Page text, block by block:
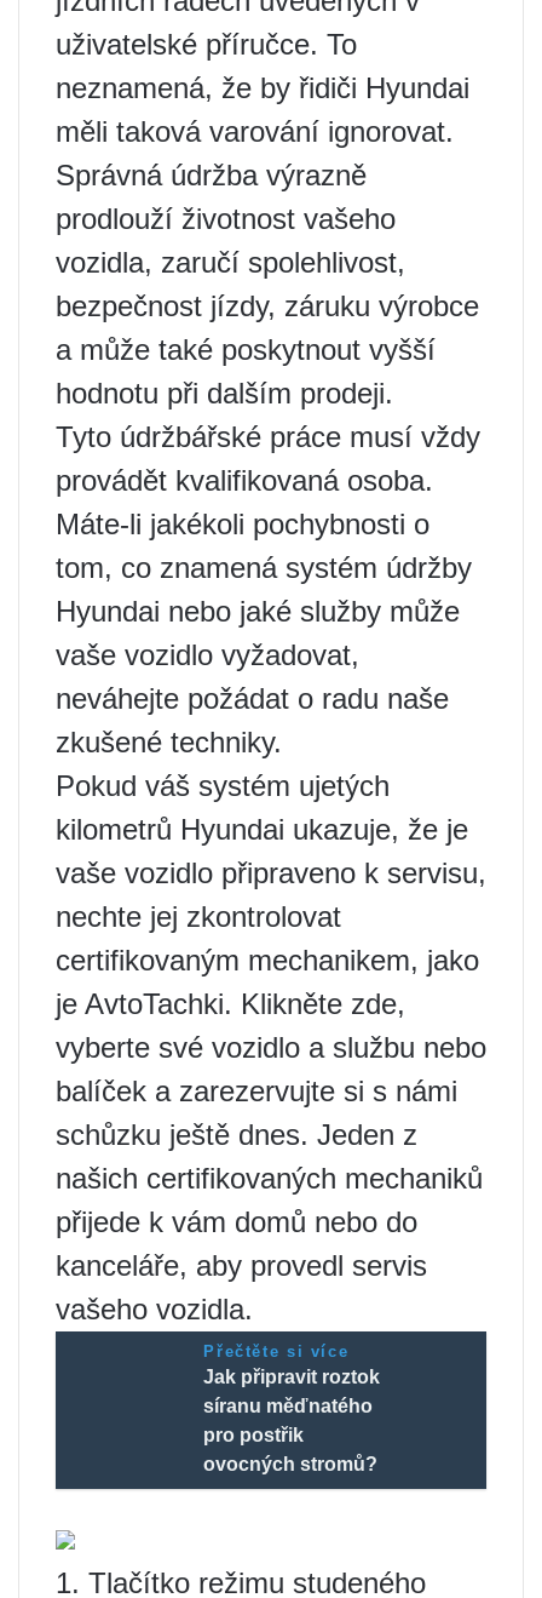
uživatelské příručce. To
neznamená, že by řidiči Hyundai
měli taková varování ignorovat.
Správná údržba výrazně
prodlouží životnost vašeho
vozidla, zaručí spolehlivost,
bezpečnost jízdy, záruku výrobce
a může také poskytnout vyšší
hodnotu při dalším prodeji.
Tyto údržbářské práce musí vždy
provádět kvalifikovaná osoba.
Máte-li jakékoli pochybnosti o
tom, co znamená systém údržby
Hyundai nebo jaké služby může
vaše vozidlo vyžadovat,
neváhejte požádat o radu naše
zkušené techniky.
Pokud váš systém ujetých
kilometrů Hyundai ukazuje, že je
vaše vozidlo připraveno k servisu,
nechte jej zkontrolovat
certifikovaným mechanikem, jako
je AvtoTachki. Klikněte zde,
vyberte své vozidlo a službu nebo
balíček a zarezervujte si s námi
schůzku ještě dnes. Jeden z
našich certifikovaných mechaniků
přijede k vám domů nebo do
kanceláře, aby provedl servis
vašeho vozidla.
Přečtěte si více
Jak připravit roztok
síranu měďnatého
pro postřik
ovocných stromů?
1. Tlačítko režimu studeného